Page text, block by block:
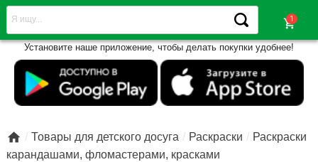
shopping_cart
Установите наше приложение, чтобы делать покупки удобнее!
 Товары для детского досуга Раскраски
Раскраски
карандашами, фломастерами, красками